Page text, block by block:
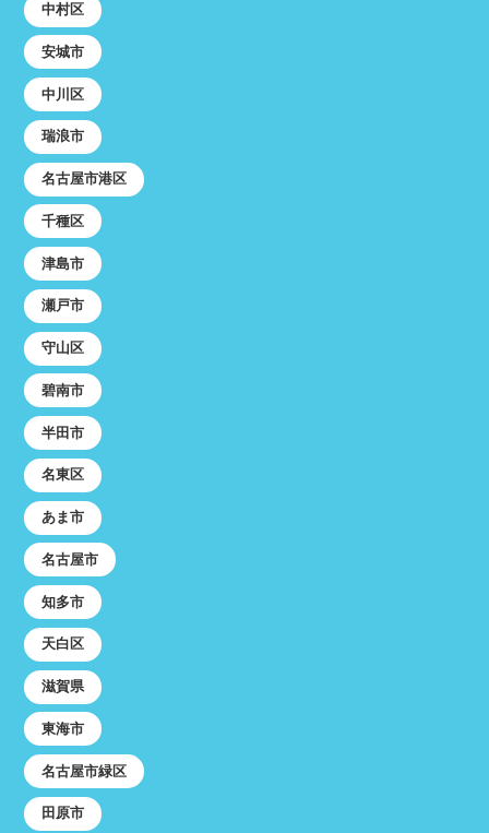
中村区
安城市
中川区
瑞浪市
名古屋市港区
千種区
津島市
瀬戸市
守山区
碧南市
半田市
名東区
あま市
名古屋市
知多市
天白区
滋賀県
東海市
名古屋市緑区
田原市